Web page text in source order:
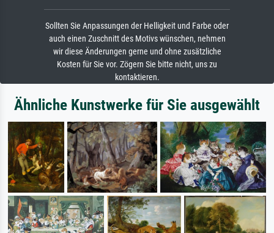
Sollten Sie Anpassungen der Helligkeit und Farbe oder
auch einen Zuschnitt des Motivs wünschen, nehmen
wir diese Änderungen gerne und ohne zusätzliche
Kosten für Sie vor. Zögern Sie bitte nicht, uns zu
kontaktieren.
Ähnliche Kunstwerke für Sie ausgewählt